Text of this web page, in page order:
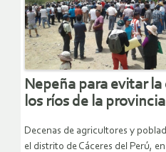
Nepeña para evitar
los ríos de la
Decenas de agricultores y
el distrito de Cáceres del Perú,